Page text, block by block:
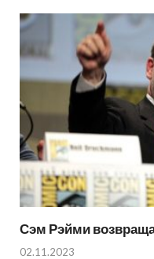
Сэм Рэйми
02.11.2023